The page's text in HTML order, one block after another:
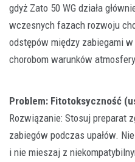
gdyż Zato 50 WG działa
wczesnych fazach rozwoju
odstępów między zabiegami
chorobom warunków
Problem: Fitotoksyczność
Rozwiązanie: Stosuj preparat
zabiegów podczas upałów.
i nie mieszaj z